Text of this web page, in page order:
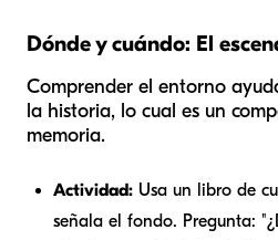
Dónde y cuándo: El
Comprender el entorno
la historia, lo cual es un
memoria.
Actividad: Usa un libro de
señala el fondo. Pregunta: